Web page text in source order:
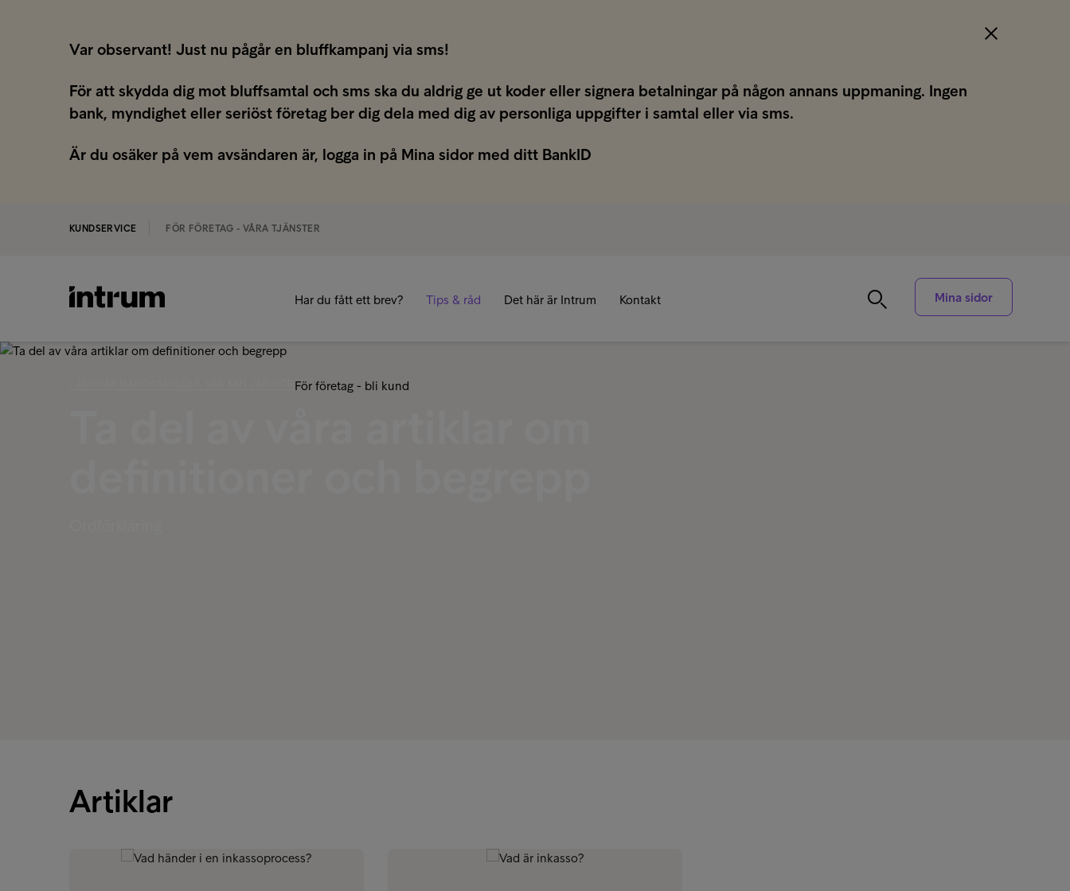
Var observant! Just nu pågår en bluffkampanj via sms!
För att skydda dig mot bluffsamtal och sms ska du aldrig ge ut koder eller signera betalningar på någon annans uppmaning. Ingen
bank, myndighet eller seriöst företag ber dig dela med dig av personliga uppgifter i samtal eller via sms.
Är du osäker på vem avsändaren är, logga in på Mina sidor med ditt BankID
KUNDSERVICE FÖR FÖRETAG - VÅRA TJÄNSTER
Har du fått ett brev? Tips & råd Det här är Intrum Kontakt
För företag - bli kund
Mina sidor
‹ JAG HAR MÅNGA SKULDER, VAD KAN JAG GÖRA?
Artiklar